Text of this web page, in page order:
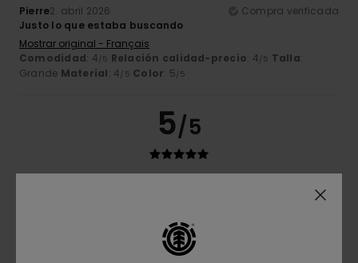
Pierre2. abril 2026
Compra verificada
Justo lo que estaba buscando
Mostrar original - Français
Comodidad: 4/5 Relación calidad-precio: 4/5 Talla:
Grande Material: 4/5 Color: 5/5
5/5
Compra verificada
Relación calidad-precio
Material: 5/5